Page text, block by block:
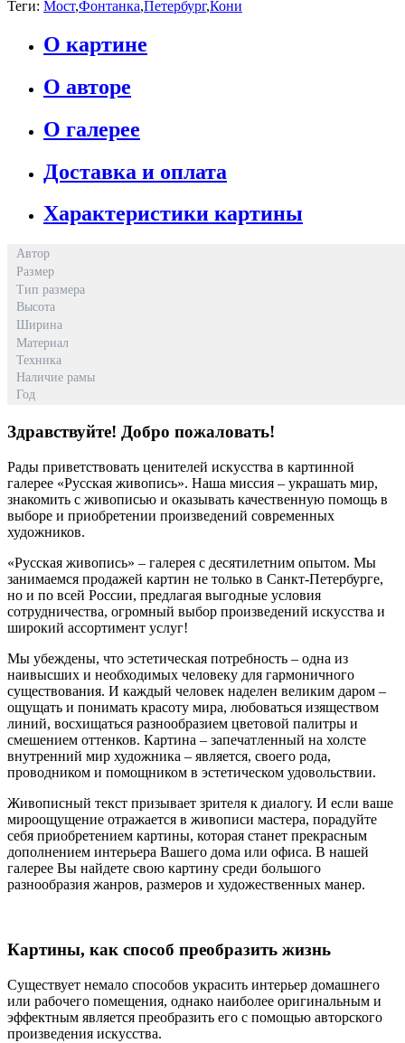
Теги: Мост,Фонтанка,Петербург,Кони
О картине
О авторе
О галерее
Доставка и оплата
Характеристики картины
Автор
Размер
Тип размера
Высота
Ширина
Материал
Техника
Наличие рамы
Год
Здравствуйте! Добро пожаловать!
Рады приветствовать ценителей искусства в картинной
галерее «Русская живопись». Наша миссия – украшать мир,
знакомить с живописью и оказывать качественную помощь в
выборе и приобретении произведений современных
художников.
«Русская живопись» – галерея c десятилетним опытом. Мы
занимаемся продажей картин не только в Санкт-Петербурге,
но и по всей России, предлагая выгодные условия
сотрудничества, огромный выбор произведений искусства и
широкий ассортимент услуг!
Мы убеждены, что эстетическая потребность – одна из
наивысших и необходимых человеку для гармоничного
существования. И каждый человек наделен великим даром –
ощущать и понимать красоту мира, любоваться изяществом
линий, восхищаться разнообразием цветовой палитры и
смешением оттенков. Картина – запечатленный на холсте
внутренний мир художника – является, своего рода,
проводником и помощником в эстетическом удовольствии.
Живописный текст призывает зрителя к диалогу. И если ваше
мироощущение отражается в живописи мастера, порадуйте
себя приобретением картины, которая станет прекрасным
дополнением интерьера Вашего дома или офиса. В нашей
галерее Вы найдете свою картину среди большого
разнообразия жанров, размеров и художественных манер.
Картины, как способ преобразить жизнь
Существует немало способов украсить интерьер домашнего
или рабочего помещения, однако наиболее оригинальным и
эффектным является преобразить его с помощью авторского
произведения искусства.